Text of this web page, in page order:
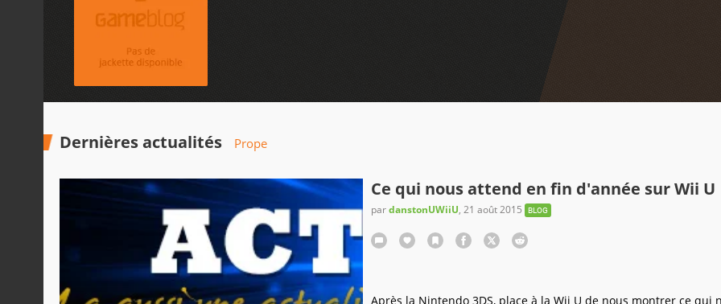
Dernières actualités Prope
Ce qui nous attend en fin d'année sur Wii U
pardanstonUWiiU, 21 août 2015 BLOG
Après la Nintendo 3DS, place à la Wii U de nous montrer ce qui